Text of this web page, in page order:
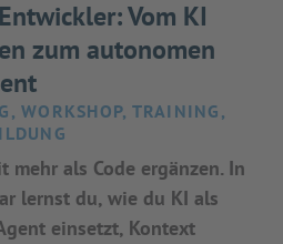
Vom KI
zum autonomen
WORKSHOP, TRAINING,
mehr als Code ergänzen. In
lernst du, wie du KI als
einsetzt, Kontext